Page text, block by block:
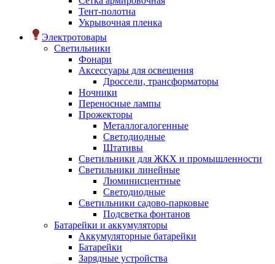
Тент-полотна
Укрывочная пленка
Электротовары
Светильники
Фонари
Аксессуары для освещения
Дроссели, трансформаторы
Ночники
Переносные лампы
Прожекторы
Металлогалогенные
Светодиодные
Штативы
Светильники для ЖКХ и промышленности
Светильники линейные
Люминисцентные
Светодиодные
Светильники садово-парковые
Подсветка фонтанов
Батарейки и аккумуляторы
Аккумуляторные батарейки
Батарейки
Зарядные устройства